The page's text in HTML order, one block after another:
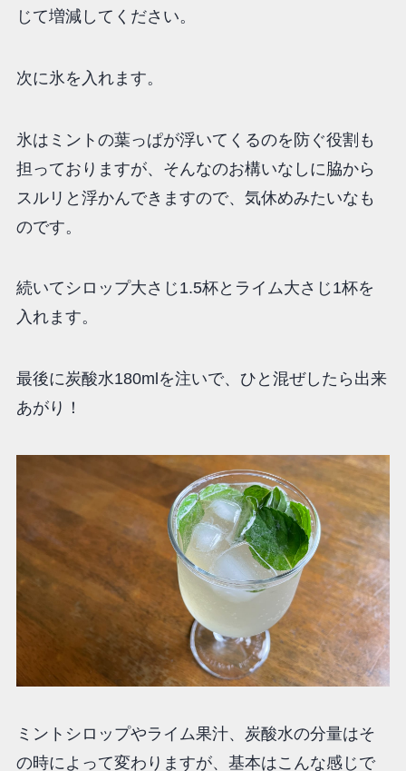
じて増減してください。
次に氷を入れます。
氷はミントの葉っぱが浮いてくるのを防ぐ役割も
担っておりますが、そんなのお構いなしに脇から
スルリと浮かんできますので、気休めみたいなも
のです。
続いてシロップ大さじ1.5杯とライム大さじ1杯を
入れます。
最後に炭酸水180mlを注いで、ひと混ぜしたら出来
あがり！
ミントシロップやライム果汁、炭酸水の分量はそ
の時によって変わりますが、基本はこんな感じで